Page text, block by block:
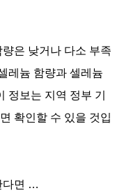
은 낮거나 다소 부족
레늄 함량과 셀레늄
정보는 지역 정부 기
확인할 수 있을 것입
다면 …